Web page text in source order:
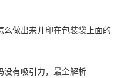
么做出来并印在包装袋上面的
有吸引力，最全解析